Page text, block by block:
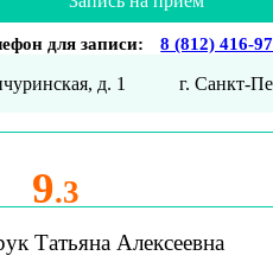
для записи: 8 (812) 416-
д. 1 г. Санкт-
9.3
Татьяна Алексеевна